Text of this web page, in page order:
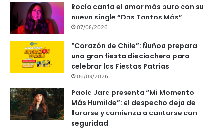
Rocío canta el amor más puro con su
nuevo single “Dos Tontos Más”
07/08/2026
“Corazón de Chile”: Ñuñoa prepara
una gran fiesta dieciochera para
celebrar las Fiestas Patrias
06/08/2026
Paola Jara presenta “Mi Momento
Más Humilde”: el despecho deja de
llorarse y comienza a cantarse con
seguridad